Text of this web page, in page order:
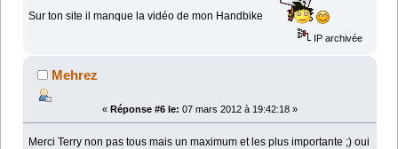
Sur ton site il manque la vidéo de mon Handbike
IP archivée
Mehrez
« Réponse #6 le: 07 mars 2012 à 19:42:18 »
Merci Terry non pas tous mais un maximum et les plus importante ;) oui